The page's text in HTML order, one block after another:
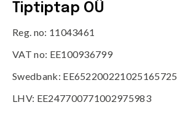
Tiptiptap OÜ
Reg. no: 11043461
VAT no: EE100936799
Swedbank: EE652200221025165725
LHV: EE247700771002975983